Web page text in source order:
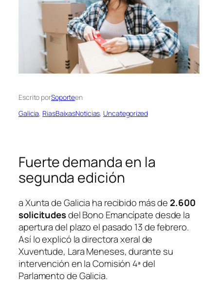
Escrito porSoporteen
Galicia, RiasBaixasNoticias, Uncategorized
Fuerte demanda en la
segunda edición
a Xunta de Galicia ha recibido más de 2.600
solicitudesdel Bono Emancípate desde la
apertura del plazo el pasado 13 de febrero.
Así lo explicó la directora xeral de
Xuventude, Lara Meneses, durante su
intervención en la Comisión 4ª del
Parlamento de Galicia.